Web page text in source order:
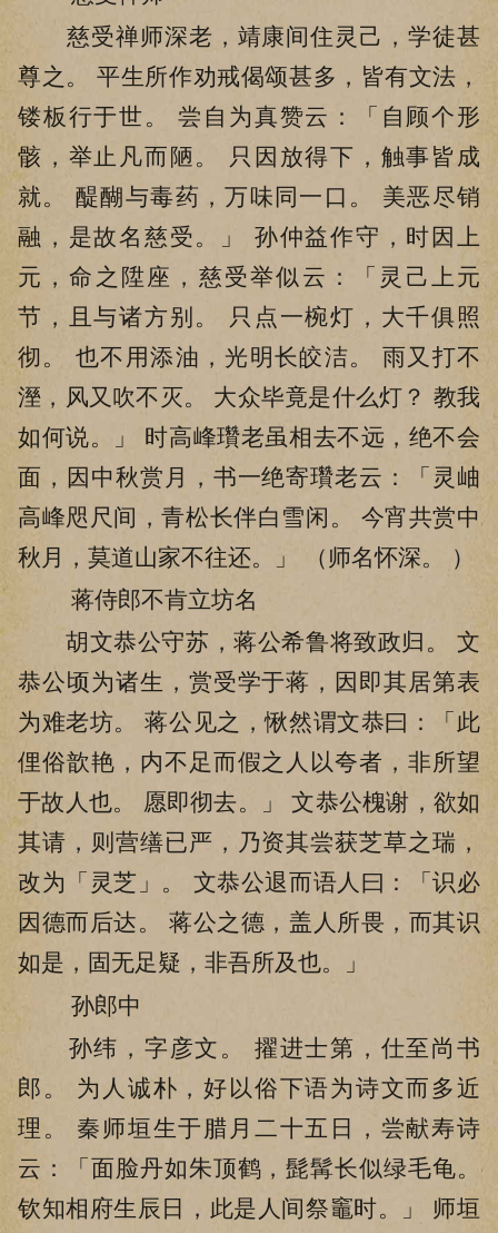
慈受禅师深老，靖康间住灵己，学徒甚
尊之。 平生所作劝戒偈颂甚多，皆有文法，
镂板行于世。 尝自为真赞云：「自顾个形
骸，举止凡而陋。 只因放得下，触事皆成
就。 醍醐与毒药，万味同一口。 美恶尽销
融，是故名慈受。」 孙仲益作守，时因上
元，命之陞座，慈受举似云：「灵己上元
节，且与诸方别。 只点一椀灯，大千俱照
彻。 也不用添油，光明长皎洁。 雨又打不
溼，风又吹不灭。 大众毕竟是什么灯？ 教我
如何说。」 时高峰瓚老虽相去不远，绝不会
面，因中秋赏月，书一绝寄瓚老云：「灵岫
高峰咫尺间，青松长伴白雪闲。 今宵共赏中
秋月，莫道山家不往还。」 （师名怀深。 ）
蒋侍郎不肯立坊名
胡文恭公守苏，蒋公希鲁将致政归。 文
恭公顷为诸生，赏受学于蒋，因即其居第表
为难老坊。 蒋公见之，愀然谓文恭曰：「此
俚俗歆艳，内不足而假之人以夸者，非所望
于故人也。 愿即彻去。」 文恭公槐谢，欲如
其请，则营缮已严，乃资其尝获芝草之瑞，
改为「灵芝」。 文恭公退而语人曰：「识必
因德而后达。 蒋公之德，盖人所畏，而其识
如是，固无足疑，非吾所及也。」
孙郎中
孙纬，字彦文。 擢进士第，仕至尚书
郎。 为人诚朴，好以俗下语为诗文而多近
理。 秦师垣生于腊月二十五日，尝献寿诗
云：「面脸丹如朱顶鹤，髭髯长似绿毛龟。
钦知相府生辰日，此是人间祭竈时。」 师垣